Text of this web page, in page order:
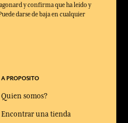
y confirma que ha leído y
darse de baja en cualquier
A PROPOSITO
Quien somos?
Encontrar una tienda